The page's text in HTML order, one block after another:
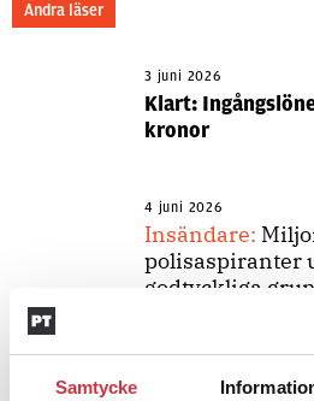
Samtycke
Andra läser
3 juni 2026
Klart:
kronor
4 juni 2026
Insändare:
polisaspiranter
godtyckliga